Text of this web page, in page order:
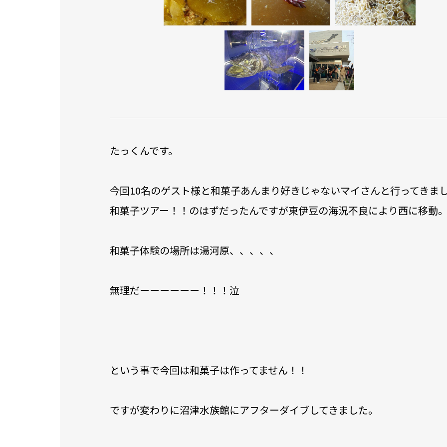
たっくんです。
今回10名のゲスト様と和菓子あんまり好きじゃないマイさんと行ってきまし
和菓子ツアー！！のはずだったんですが東伊豆の海況不良により西に移動。
和菓子体験の場所は湯河原、、、、、
無理だーーーーーー！！！泣
という事で今回は和菓子は作ってません！！
ですが変わりに沼津水族館にアフターダイブしてきました。